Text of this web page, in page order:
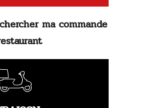
ma commande
Caesar